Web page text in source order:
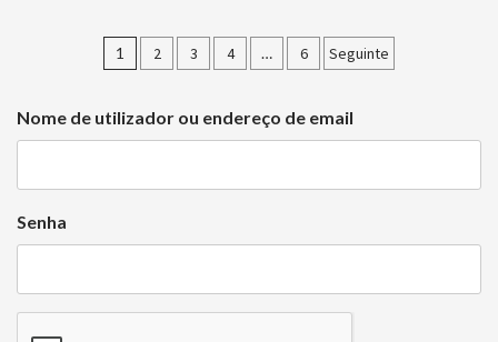
1 2 3 4 … 6 Seguinte
Nome de utilizador ou endereço de email
Senha